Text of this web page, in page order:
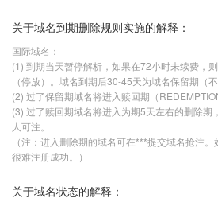
关于域名到期删除规则实施的解释：
国际域名：
(1) 到期当天暂停解析，如果在72小时未续费，
（停放）。域名到期后30-45天为域名保留期（
(2) 过了保留期域名将进入赎回期（
(3) 过了赎回期域名将进入为期5天左右的删除期
人可注。
（注：进入删除期的域名可在***提交域名抢注
很难注册成功。）
关于域名状态的解释：